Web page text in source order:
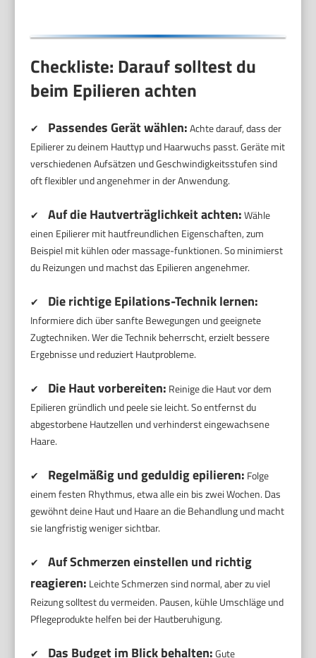
Checkliste: Darauf solltest du
beim Epilieren achten
✔ Passendes Gerät wählen:Achte darauf, dass der
Epilierer zu deinem Hauttyp und Haarwuchs passt. Geräte mit
verschiedenen Aufsätzen und Geschwindigkeitsstufen sind
oft flexibler und angenehmer in der Anwendung.
✔ Auf die Hautverträglichkeit achten:Wähle
einen Epilierer mit hautfreundlichen Eigenschaften, zum
Beispiel mit kühlen oder massage-funktionen. So minimierst
du Reizungen und machst das Epilieren angenehmer.
✔ Die richtige Epilations-Technik lernen:
Informiere dich über sanfte Bewegungen und geeignete
Zugtechniken. Wer die Technik beherrscht, erzielt bessere
Ergebnisse und reduziert Hautprobleme.
✔ Die Haut vorbereiten: Reinige die Haut vor dem
Epilieren gründlich und peele sie leicht. So entfernst du
abgestorbene Hautzellen und verhinderst eingewachsene
Haare.
✔ Regelmäßig und geduldig epilieren: Folge
einem festen Rhythmus, etwa alle ein bis zwei Wochen. Das
gewöhnt deine Haut und Haare an die Behandlung und macht
sie langfristig weniger sichtbar.
✔
Auf Schmerzen einstellen und richtig
reagieren: Leichte Schmerzen sind normal, aber zu viel
Reizung solltest du vermeiden. Pausen, kühle Umschläge und
Pflegeprodukte helfen bei der Hautberuhigung.
✔ Das Budget im Blick behalten:Gute